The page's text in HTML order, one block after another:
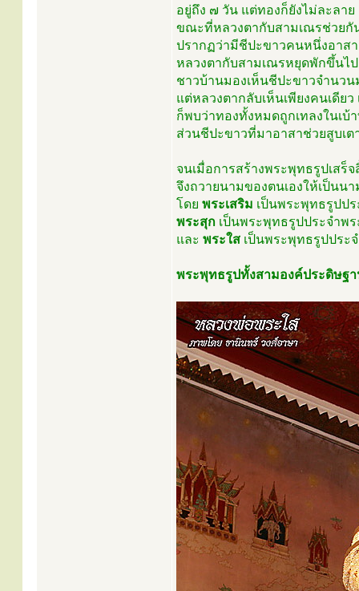
อยู่ถึง ๗ วัน แต่ทองก็ยังไม่ละลา
ขณะที่หลวงตากับสามเณรช่วยกั
ปรากฏว่ามีชีปะขาวคนหนึ่งอาส
หลวงตากับสามเณรหยุดพักขึ้นไ
ชาวบ้านมองเห็นชีปะขาวจำนว
แต่หลวงตากลับเห็นเพียงคนเดีย
ก็พบว่าทองทั้งหมดถูกเทลงในเบ้
ส่วนชีปะขาวที่มาอาสาช่วยสูบเ
จนเมื่อการสร้างพระพุทธรูปเสร็
จึงถวายนามของตนเองให้เป็นน
โดย พระเสริม เป็นพระพุทธรูปป
พระสุก เป็นพระพุทธรูปประจำพ
และ พระใส เป็นพระพุทธรูปประ
พระพุทธรูปทั้งสามองค์ประดิษฐา